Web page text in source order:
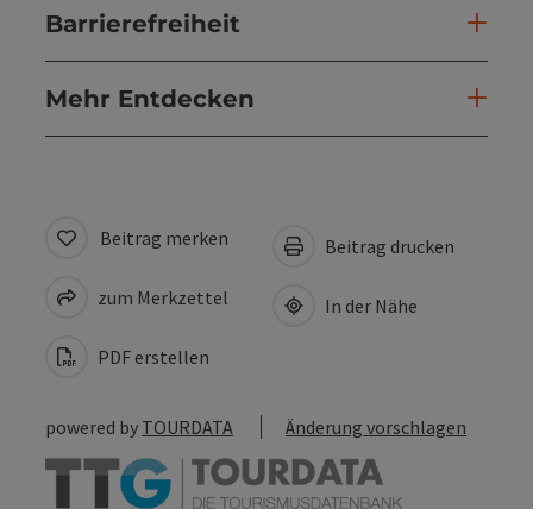
Barrierefreiheit
Mehr Entdecken
Beitrag merken
zum Merkzettel
PDF erstellen
Beitrag drucken
In der Nähe
powered by TOURDATA Änderung vorschlagen